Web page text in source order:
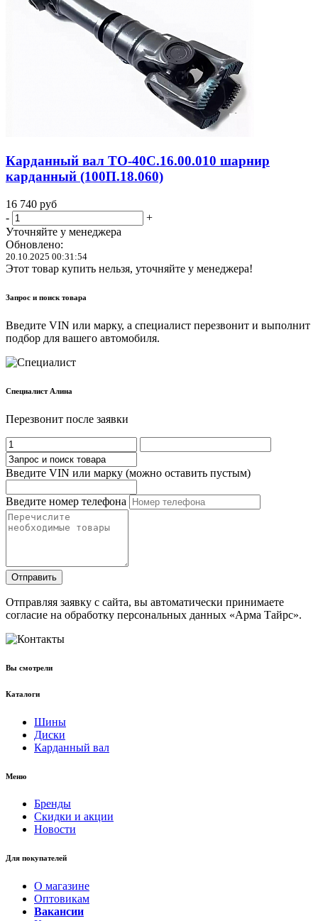
Карданный вал ТО-40С.16.00.010 шарнир
карданный (100П.18.060)
16 740 руб
-
+
Уточняйте у менеджера
Обновлено:
20.10.2025 00:31:54
Этот товар купить нельзя, уточняйте у менеджера!
Запрос и поиск товара
Введите VIN или марку, а специалист перезвонит и выполнит
подбор для вашего автомобиля.
Cпециалист Алина
Перезвонит после заявки
Введите VIN или марку (можно оставить пустым)
Введите номер телефона
Отправить
Отправляя заявку с сайта, вы автоматически принимаете
согласие на обработку персональных данных «Арма Тайрс».
Вы смотрели
Каталоги
Шины
Диски
Карданный вал
Меню
Бренды
Скидки и акции
Новости
Для покупателей
О магазине
Оптовикам
Вакансии